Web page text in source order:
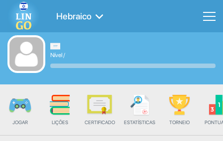
Hebraico
Nível/
JOGAR LIÇÕES CERTIFICADO ESTATÍSTICAS TORNEIO